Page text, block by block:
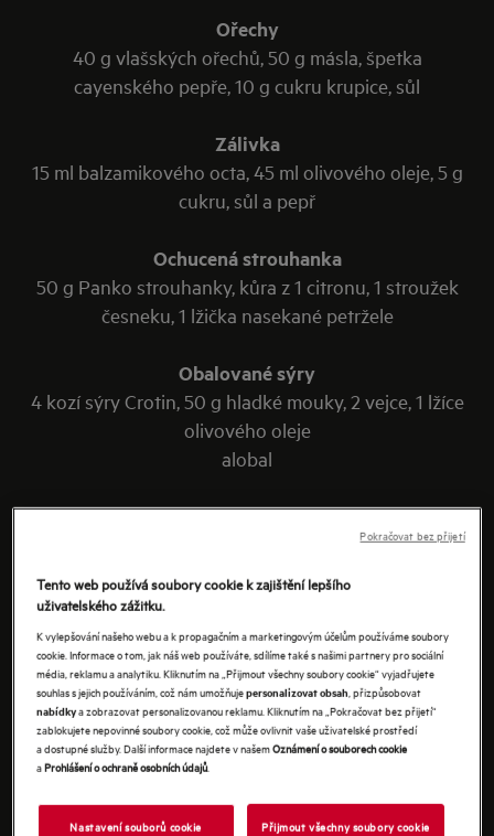
Ořechy
40 g vlašských ořechů, 50 g másla, špetka
cayenského pepře, 10 g cukru krupice, sůl
Zálivka
15 ml balzamikového octa, 45 ml olivového oleje, 5 g
cukru, sůl a pepř
Ochucená strouhanka
50 g Panko strouhanky, kůra z 1 citronu, 1 stroužek
česneku, 1 lžička nasekané petržele
Obalované sýry
4 kozí sýry Crotin, 50 g hladké mouky, 2 vejce, 1 lžíce
olivového oleje
alobal
Tento web používá soubory cookie k zajištění lepšího
uživatelského zážitku.
K vylepšování našeho webu a k propagačním a marketingovým účelům používáme soubory
cookie. Informace o tom, jak náš web používáte, sdílíme také s našimi partnery pro sociální
média, reklamu a analytiku. Kliknutím na „Přijmout všechny soubory cookie“ vyjadřujete
souhlas s jejich používáním, což nám umožňujepersonalizovat obsah , přizpůsobovat
nabídkya zobrazovat personalizovanou reklamu. Kliknutím na „Pokračovat bez přijetí“
zablokujete nepovinné soubory cookie, což může ovlivnit vaše uživatelské prostředí
a dostupné služby. Další informace najdete v našemOznámení o souborech cookie
aProhlášení o ochraně osobních údajů.
Nastavení souborů cookie Přijmout všechny soubory cookie
Pokračovat bez přijetí